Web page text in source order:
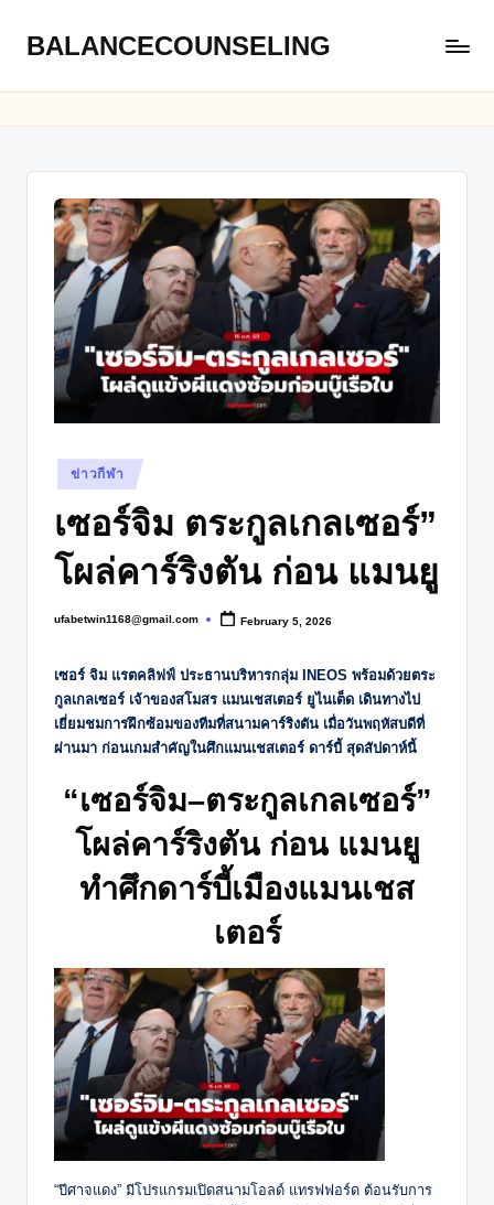
content
BALANCECOUNSELING
Posted
in
ข่าวกีฬา
เซอร์จิม ตระกูลเกลเซอร์”
โผล่คาร์ริงตัน ก่อน แมนยู
Posted
ufabetwin1168@gmail.com February 5, 2026
เซอร์ จิม แรตคลิฟฟ์ ประธานบริหารกลุ่ม INEOS พร้อมด้วยตระ
กูลเกลเซอร์ เจ้าของสโมสร แมนเชสเตอร์ ยูไนเต็ด เดินทางไป
เยี่ยมชมการฝึกซ้อมของทีมที่สนามคาร์ริงตัน เมื่อวันพฤหัสบดีที่
ผ่านมา ก่อนเกมสำคัญในศึกแมนเชสเตอร์ ดาร์บี้ สุดสัปดาห์นี้
“เซอร์จิม–ตระกูลเกลเซอร์”
โผล่คาร์ริงตัน ก่อน แมนยู
ทำศึกดาร์บี้เมืองแมนเชส
เตอร์
“ปีศาจแดง” มีโปรแกรมเปิดสนามโอลด์ แทรฟฟอร์ด ต้อนรับการ